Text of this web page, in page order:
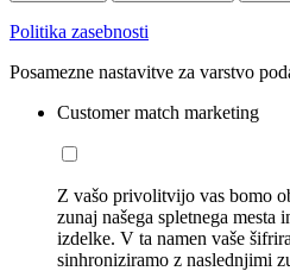
Politika zasebnosti
Posamezne nastavitve za varstvo
Customer match marketing
Z vašo privolitvijo vas bomo
zunaj našega spletnega mesta
izdelke. V ta namen vaše
sinhroniziramo z naslednjimi